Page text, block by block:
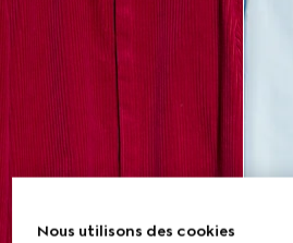
Nous utilisons des cookies